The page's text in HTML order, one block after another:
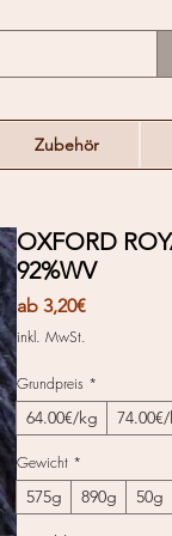
Zubehör
OXFORD
92%WV
ab 3,20€Sale-
inkl. MwSt.
Grundpreis *
64.00€/kg
Gewicht *
575g 890g 50g